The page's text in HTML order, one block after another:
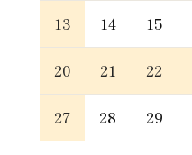
13 14 15
20 21 22
27 28 29